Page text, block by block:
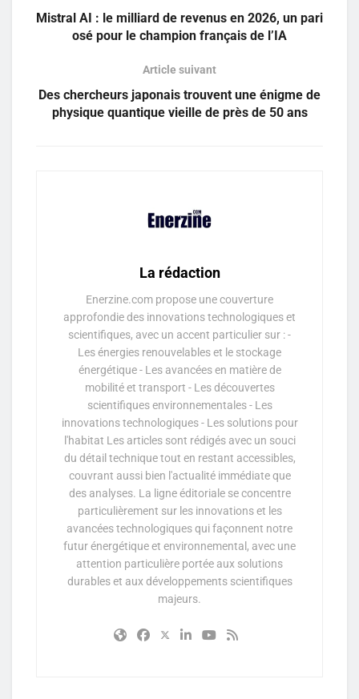
Mistral AI : le milliard de revenus en 2026, un pari
osé pour le champion français de l’IA
Article suivant
Des chercheurs japonais trouvent une énigme de
physique quantique vieille de près de 50 ans
La rédaction
Enerzine.com propose une couverture
approfondie des innovations technologiques et
scientifiques, avec un accent particulier sur : -
Les énergies renouvelables et le stockage
énergétique - Les avancées en matière de
mobilité et transport - Les découvertes
scientifiques environnementales - Les
innovations technologiques - Les solutions pour
l'habitat Les articles sont rédigés avec un souci
du détail technique tout en restant accessibles,
couvrant aussi bien l'actualité immédiate que
des analyses. La ligne éditoriale se concentre
particulièrement sur les innovations et les
avancées technologiques qui façonnent notre
futur énergétique et environnemental, avec une
attention particulière portée aux solutions
durables et aux développements scientifiques
majeurs.